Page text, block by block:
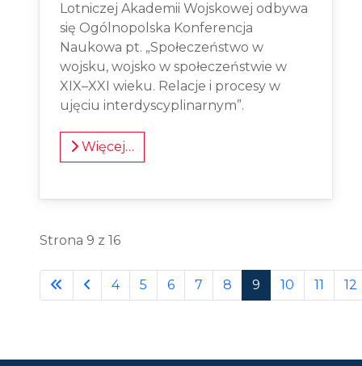
Lotniczej Akademii Wojskowej odbywa
się Ogólnopolska Konferencja
Naukowa pt. „Społeczeństwo w
wojsku, wojsko w społeczeństwie w
XIX–XXI wieku. Relacje i procesy w
ujęciu interdyscyplinarnym”.
Więcej…
Strona 9 z 16
4 5 6 7 8 9 10 11 12